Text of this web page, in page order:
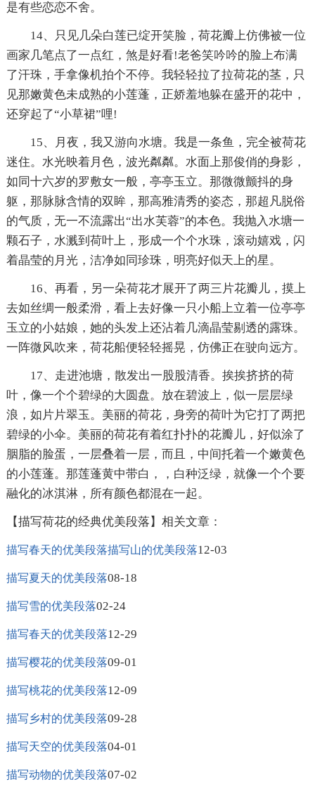
是有些恋恋不舍。
14、只见几朵白莲已绽开笑脸，荷花瓣上仿佛被一位
画家几笔点了一点红，煞是好看!老爸笑吟吟的脸上布满
了汗珠，手拿像机拍个不停。我轻轻拉了拉荷花的茎，只
见那嫩黄色未成熟的小莲蓬，正娇羞地躲在盛开的花中，
还穿起了“小草裙”哩!
15、月夜，我又游向水塘。我是一条鱼，完全被荷花
迷住。水光映着月色，波光粼粼。水面上那俊俏的身影，
如同十六岁的罗敷女一般，亭亭玉立。那微微颤抖的身
躯，那脉脉含情的双眸，那高雅清秀的姿态，那超凡脱俗
的气质，无一不流露出“出水芙蓉”的本色。我抛入水塘一
颗石子，水溅到荷叶上，形成一个个水珠，滚动嬉戏，闪
着晶莹的月光，洁净如同珍珠，明亮好似天上的星。
16、再看，另一朵荷花才展开了两三片花瓣儿，摸上
去如丝绸一般柔滑，看上去好像一只小船上立着一位亭亭
玉立的小姑娘，她的头发上还沾着几滴晶莹剔透的露珠。
一阵微风吹来，荷花船便轻轻摇晃，仿佛正在驶向远方。
17、走进池塘，散发出一股股清香。挨挨挤挤的荷
叶，像一个个碧绿的大圆盘。放在碧波上，似一层层绿
浪，如片片翠玉。美丽的荷花，身旁的荷叶为它打了两把
碧绿的小伞。美丽的荷花有着红扑扑的花瓣儿，好似涂了
胭脂的脸蛋，一层叠着一层，而且，中间托着一个嫩黄色
的小莲蓬。那莲蓬黄中带白，，白种泛绿，就像一个个要
融化的冰淇淋，所有颜色都混在一起。
【描写荷花的经典优美段落】相关文章：
描写春天的优美段落描写山的优美段落12-03
描写夏天的优美段落08-18
描写雪的优美段落02-24
描写春天的优美段落12-29
描写樱花的优美段落09-01
描写桃花的优美段落12-09
描写乡村的优美段落09-28
描写天空的优美段落04-01
描写动物的优美段落07-02